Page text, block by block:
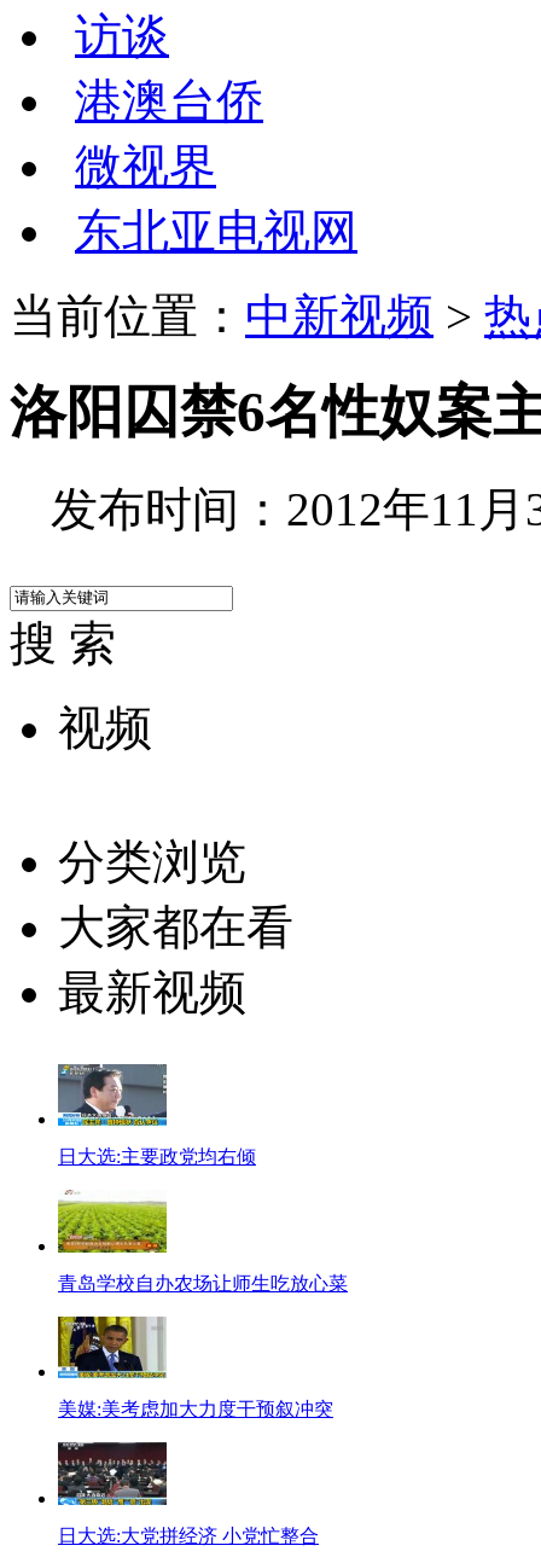
访谈
港澳台侨
微视界
东北亚电视网
当前位置： 中新视频 >
洛阳囚禁6名性奴案
发布时间：2012年11月
搜 索
视频
分类浏览
大家都在看
最新视频
日大选:主要政党均右倾
青岛学校自办农场让师生吃放心菜
美媒:美考虑加大力度干预叙冲突
日大选:大党拼经济 小党忙整合